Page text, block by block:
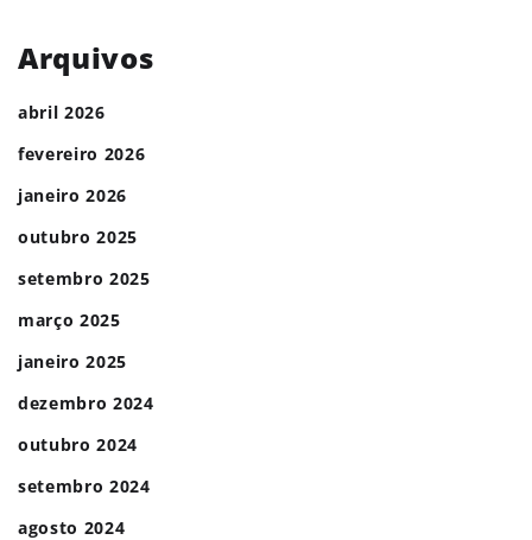
Arquivos
abril 2026
fevereiro 2026
janeiro 2026
outubro 2025
setembro 2025
março 2025
janeiro 2025
dezembro 2024
outubro 2024
setembro 2024
agosto 2024